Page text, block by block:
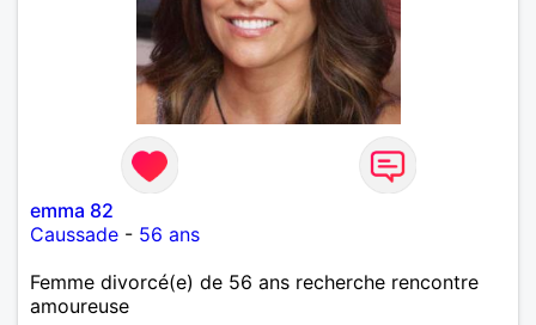
emma 82
Caussade - 56 ans
Femme divorcé(e) de 56 ans recherche rencontre
amoureuse